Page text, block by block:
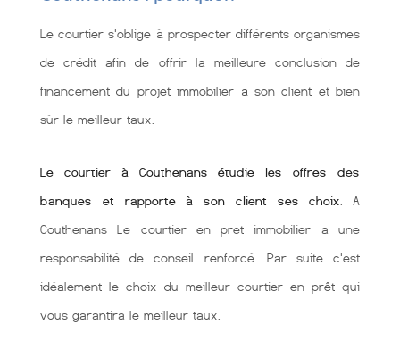
Le courtier s'oblige à prospecter différents organismes
de crédit afin de offrir la meilleure conclusion de
financement du projet immobilier à son client et bien
sùr le meilleur taux.
Le courtier à Couthenans étudie les offres des
banques et rapporte à son client ses choix . A
Couthenans Le courtier en pret immobilier a une
responsabilité de conseil renforcé. Par suite c'est
idéalement le choix du meilleur courtier en prêt qui
vous garantira le meilleur taux.